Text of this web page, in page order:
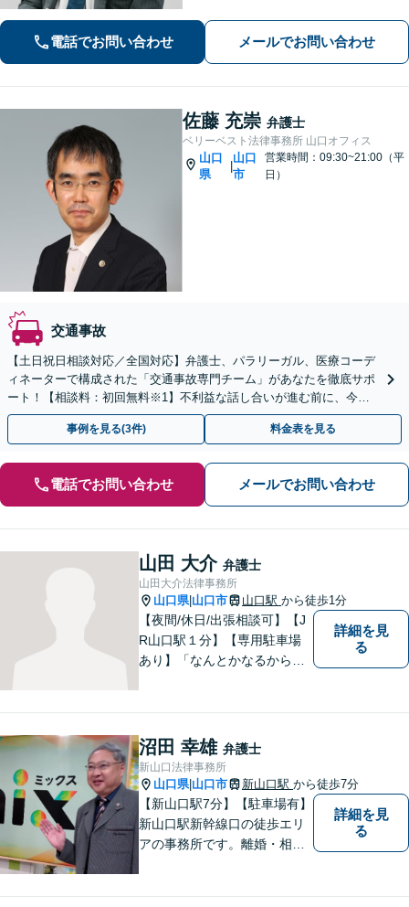
ています。どんな小さなお悩みでも誠
心誠意お伺いいたします。気軽にご相
電話でお問い合わせ メールでお問い合わせ
佐藤 充崇 弁護士
ベリーベスト法律事務所 山口オフィス
山口
県
|
山口
市
営業時間：09:30~21:00（平
日）
交通事故
【土日祝日相談対応／全国対応】弁護士、パラリーガル、医療コーデ
ィネーターで構成された「交通事故専門チーム」があなたを徹底サポ
ート！【相談料：初回無料※1】不利益な話し合いが進む前に、今す
ぐ相談！
事例を見る(3件) 料金表を見る
電話でお問い合わせ メールでお問い合わせ
山田 大介 弁護士
山田大介法律事務所
山口県| 山口市 山口駅 から徒歩1分
【夜間/休日/出張相談可】【J
R山口駅１分】【専用駐車場
あり】「なんとかなるから大
方はお気軽にご相談くださ
い。
詳細を見
る
沼田 幸雄 弁護士
新山口法律事務所
山口県| 山口市 新山口駅 から徒歩7分
【新山口駅7分】【駐車場有】
新山口駅新幹線口の徒歩エリ
アの事務所です。離婚・相続
詳細を見
る